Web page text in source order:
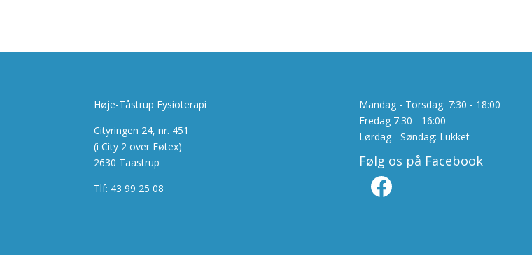
Høje-Tåstrup Fysioterapi
Cityringen 24, nr. 451
(i City 2 over Føtex)
2630 Taastrup
Tlf: 43 99 25 08
Mandag - Torsdag: 7:30 - 18:00
Fredag 7:30 - 16:00
Lørdag - Søndag: Lukket
Følg os på Facebook
Facebook